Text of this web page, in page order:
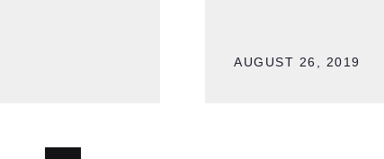
AUGUST 26, 2019